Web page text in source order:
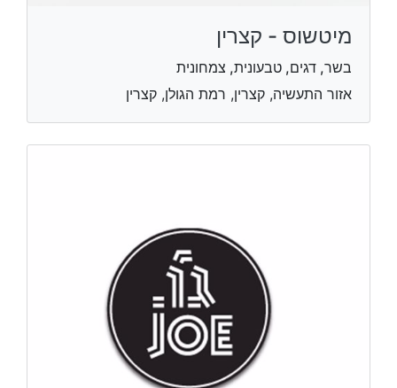
מיטשוס - קצרין
בשר, דגים, טבעונית, צמחונית
אזור התעשיה, קצרין, רמת הגולן, קצרין